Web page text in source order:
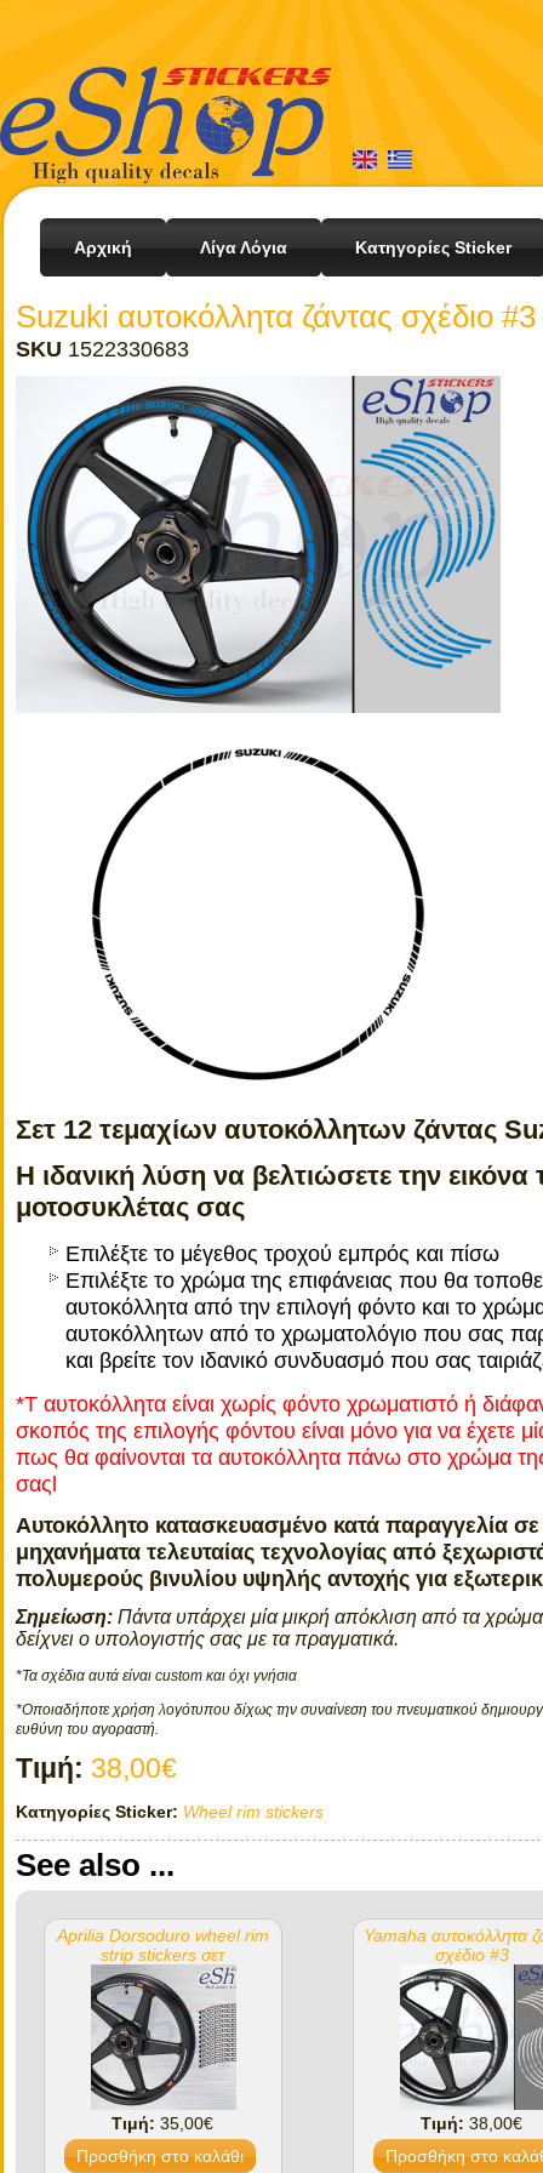
Αρχική Λίγα Λόγια Κατηγορίες Sticker
Suzuki αυτοκόλλητα ζάντας σχέδιο #3
SKU 1522330683
Σετ 12 τεμαχίων αυτοκόλλητων ζάντας
Η ιδανική λύση να βελτιώσετε την εικόνα
μοτοσυκλέτας σας
Επιλέξτε το μέγεθος τροχού εμπρός και πίσω
Επιλέξτε το χρώμα της επιφάνειας που θα
αυτοκόλλητα από την επιλογή φόντο και το
αυτοκόλλητων από το χρωματολόγιο που σας
και βρείτε τον ιδανικό συνδυασμό που σας
*Τ αυτοκόλλητα είναι χωρίς φόντο χρωματιστό ή
σκοπός της επιλογής φόντου είναι μόνο για να έχετε
πως θα φαίνονται τα αυτοκόλλητα πάνω στο χρώμα
σαςl
Αυτοκόλλητο κατασκευασμένο κατά παραγγελία σε
μηχανήματα τελευταίας τεχνολογίας από
πολυμερούς βινυλίου υψηλής αντοχής για
Σημείωση: Πάντα υπάρχει μία μικρή απόκλιση από τα
δείχνει ο υπολογιστής σας με τα πραγματικά.
*Τα σχέδια αυτά είναι custom και όχι γνήσια
*Οποιαδήποτε χρήση λογότυπου δίχως την συναίνεση του πνευματικού
ευθύνη του αγοραστή.
Τιμή: 38,00€
Κατηγορίες Sticker: Wheel rim stickers
See also ...
Aprilia Dorsoduro wheel rim
strip stickers σετ
Τιμή:35,00€
Yamaha αυτοκόλλητα
σχέδιο #3
Τιμή:38,00€